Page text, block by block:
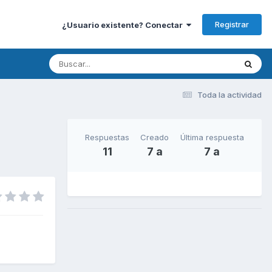
¿Usuario existente? Conectar Registrar
Toda la actividad
Respuestas
11
Creado
7 a
Última respuesta
7 a